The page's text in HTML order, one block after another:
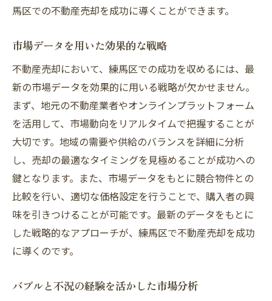
馬区での不動産売却を成功に導くことができます。
市場データを用いた効果的な戦略
不動産売却において、練馬区での成功を収めるには、最
新の市場データを効果的に用いる戦略が欠かせません。
まず、地元の不動産業者やオンラインプラットフォーム
を活用して、市場動向をリアルタイムで把握することが
大切です。地域の需要や供給のバランスを詳細に分析
し、売却の最適なタイミングを見極めることが成功への
鍵となります。また、市場データをもとに競合物件との
比較を行い、適切な価格設定を行うことで、購入者の興
味を引きつけることが可能です。最新のデータをもとに
した戦略的なアプローチが、練馬区で不動産売却を成功
に導くのです。
バブルと不況の経験を活かした市場分析